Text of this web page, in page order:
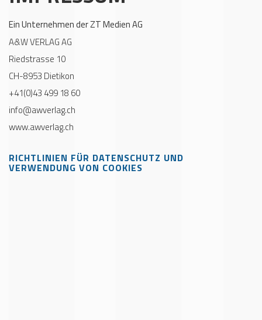
Ein Unternehmen der ZT Medien AG
A&W VERLAG AG
Riedstrasse 10
CH-8953 Dietikon
+41(0)43 499 18 60
info@awverlag.ch
www.awverlag.ch
RICHTLINIEN FÜR DATENSCHUTZ UND
VERWENDUNG VON COOKIES